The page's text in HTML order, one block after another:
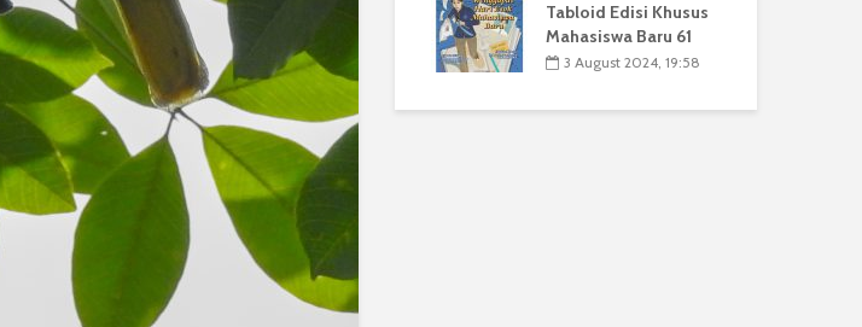
Tabloid Edisi Khusus
Mahasiswa Baru 61
3 August 2024, 19:58